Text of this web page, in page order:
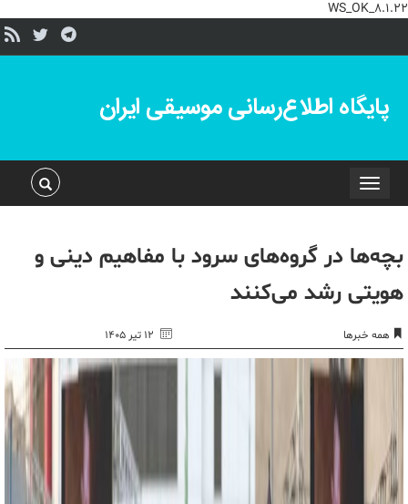
WS_OK_8.1.22
پایگاه اطلاع‌رسانی موسیقی ایران
Toggle
navigation
بچه‌ها در گروه‌های سرود با مفاهیم دینی و
هویتی رشد می‌کنند
همه خبرها ۱۲ تیر ۱۴۰۵